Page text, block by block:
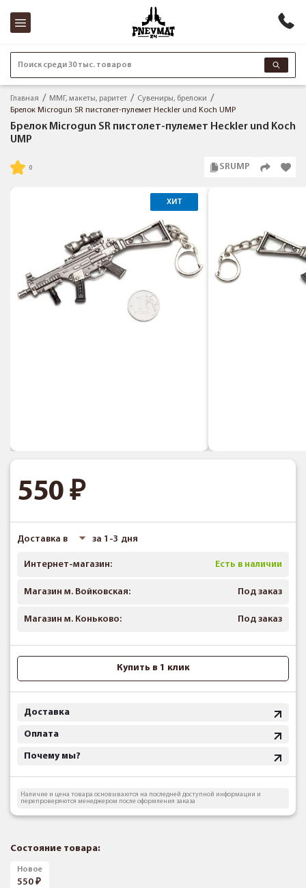
Поиск среди 30 тыс. товаров
Главная ММГ, макеты, раритет
Сувениры, брелоки
Брелок Microgun SR пистолет-пулемет Heckler und Koch UMP
Брелок Microgun SR пистолет-пулемет Heckler und Koch
UMP
SRUMP
ХИТ
550
Доставка в за 1-3 дня
Интернет-магазин: Есть в наличии
Магазин м. Войковская: Под заказ
Магазин м. Коньково: Под заказ
Купить в 1 клик
Доставка
Оплата
Почему мы?
Наличие и цена товара основываются на последней доступной информации и
перепроверяются менеджером после оформления заказа
Состояние товара:
Новое
550